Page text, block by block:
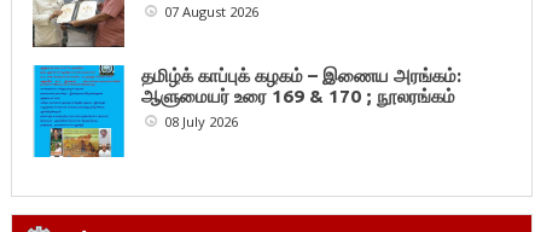
07 August 2026
தமிழ்க் காப்புக் கழகம் – இணைய அரங்கம்:
ஆளுமையர் உரை 169 & 170 ; நூலரங்கம்
08 July 2026